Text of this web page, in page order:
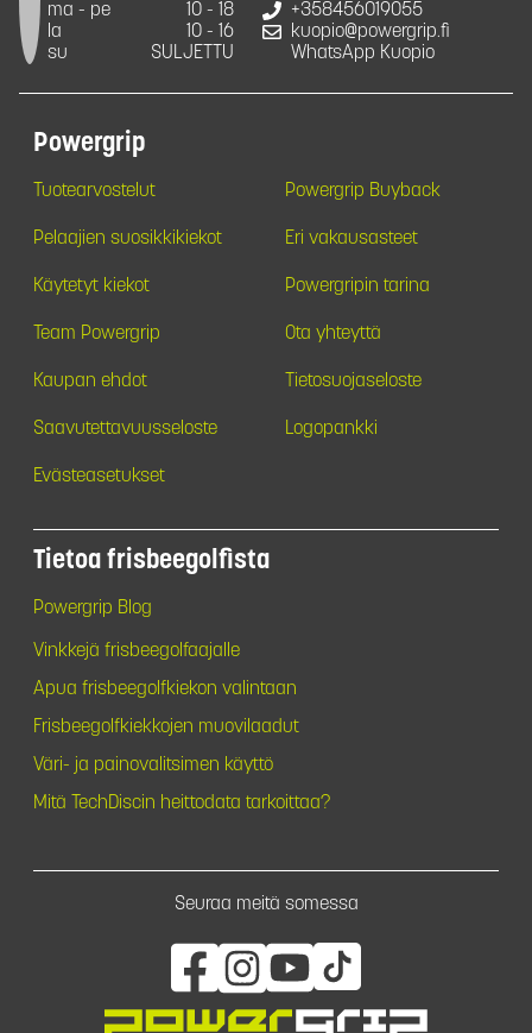
ma - pe
10 - 18
la
10 - 16
su
SULJETTU
+358456019055
kuopio@powergrip.fi
WhatsApp Kuopio
Powergrip
Tuotearvostelut Powergrip Buyback
Pelaajien suosikkikiekot Eri vakausasteet
Käytetyt kiekot Powergripin tarina
Team Powergrip Ota yhteyttä
Kaupan ehdot Tietosuojaseloste
Saavutettavuusseloste Logopankki
Evästeasetukset
Tietoa frisbeegolfista
Powergrip Blog
Vinkkejä frisbeegolfaajalle
Apua frisbeegolfkiekon valintaan
Frisbeegolfkiekkojen muovilaadut
Väri- ja painovalitsimen käyttö
Mitä TechDiscin heittodata tarkoittaa?
Seuraa meitä somessa